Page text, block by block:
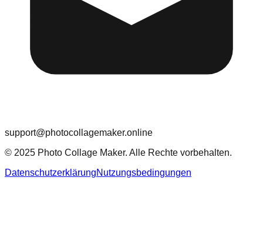
support@photocollagemaker.online
© 2025 Photo Collage Maker. Alle Rechte vorbehalten.
DatenschutzerklärungNutzungsbedingungen